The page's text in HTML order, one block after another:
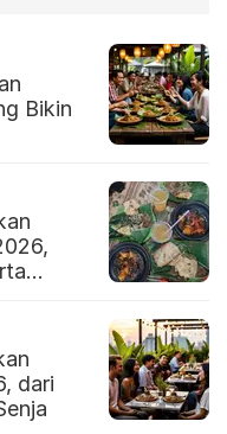
Bikin
dari